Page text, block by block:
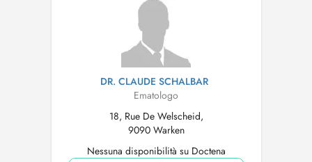
DR. CLAUDE SCHALBAR
Ematologo
18, Rue De Welscheid,
9090 Warken
Nessuna disponibilità su Doctena